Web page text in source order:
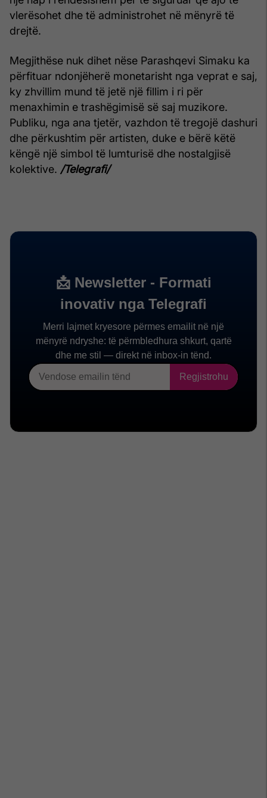
vlerësohet dhe të administrohet në mënyrë të
drejtë.
Megjithëse nuk dihet nëse Parashqevi Simaku ka
përfituar ndonjëherë monetarisht nga veprat e saj,
ky zhvillim mund të jetë një fillim i ri për
menaxhimin e trashëgimisë së saj muzikore.
Publiku, nga ana tjetër, vazhdon të tregojë dashuri
dhe përkushtim për artisten, duke e bërë këtë
këngë një simbol të lumturisë dhe nostalgjisë
kolektive. /Telegrafi/